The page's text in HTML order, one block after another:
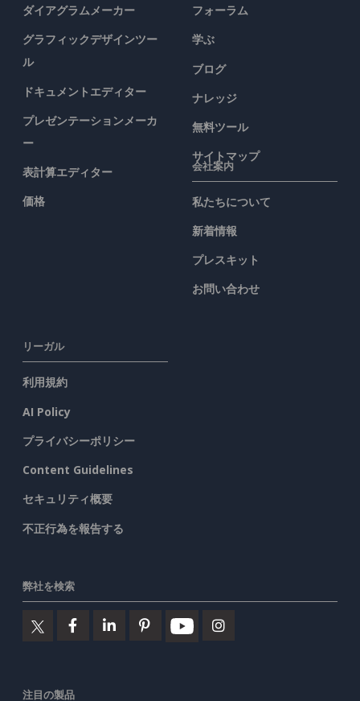
ダイアグラムメーカー
グラフィックデザインツー
ル
ドキュメントエディター
プレゼンテーションメーカ
ー
表計算エディター
価格
フォーラム
学ぶ
ブログ
ナレッジ
無料ツール
サイトマップ
会社案内
私たちについて
新着情報
プレスキット
お問い合わせ
リーガル
利用規約
AI Policy
プライバシーポリシー
Content Guidelines
セキュリティ概要
不正行為を報告する
弊社を検索
注目の製品